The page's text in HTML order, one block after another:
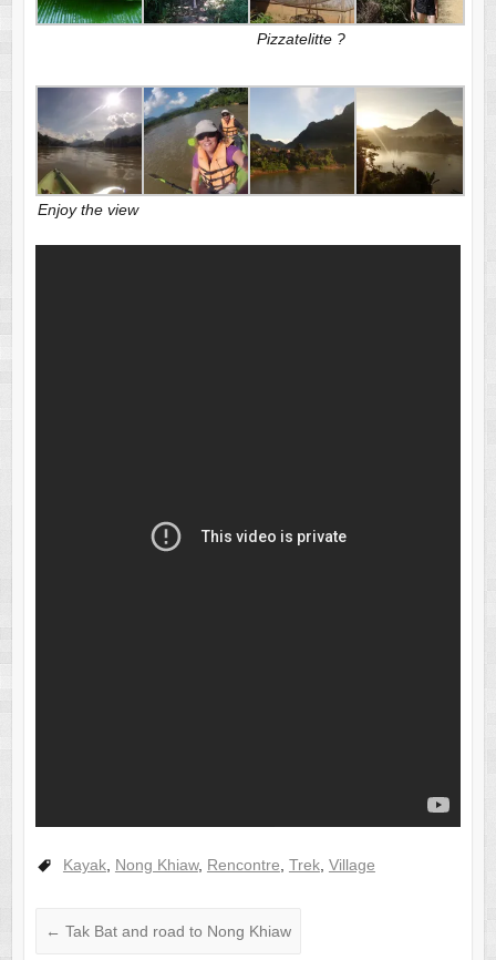
Pizzatelitte ?
Enjoy the view
Kayak, Nong Khiaw, Rencontre Trek, Village
← Tak Bat and road to Nong Khiaw